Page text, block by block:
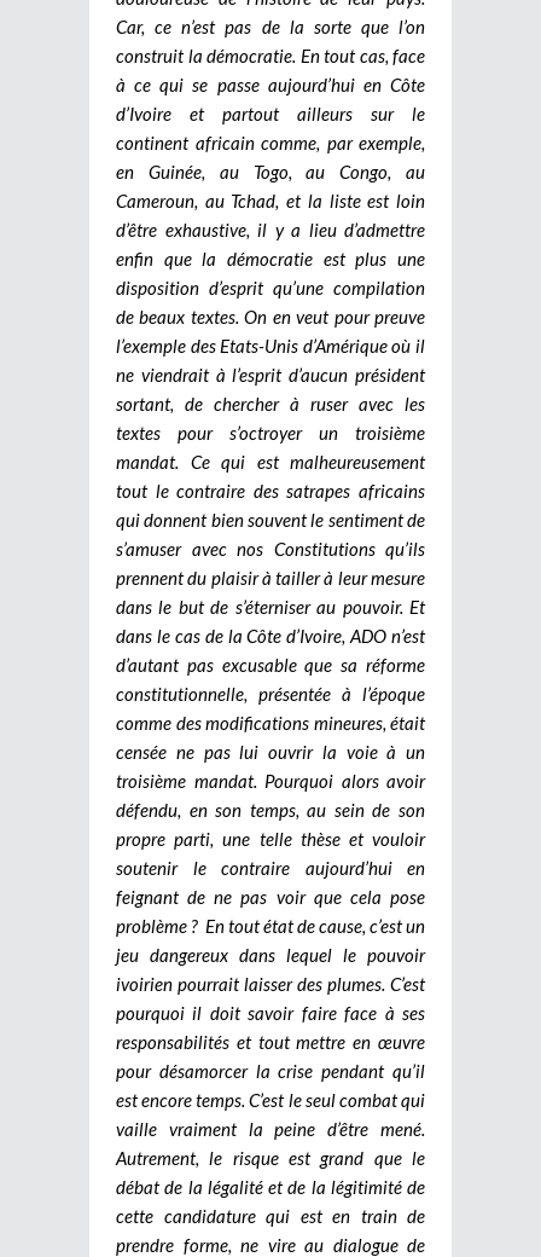
Car, ce n’est pas de la sorte que l’on
construit la démocratie. En tout cas, face
à ce qui se passe aujourd’hui en Côte
d’Ivoire et partout ailleurs sur le
continent africain comme, par exemple,
en Guinée, au Togo, au Congo, au
Cameroun, au Tchad, et la liste est loin
d’être exhaustive, il y a lieu d’admettre
enfin que la démocratie est plus une
disposition d’esprit qu’une compilation
de beaux textes. On en veut pour preuve
l’exemple des Etats-Unis d’Amérique où il
ne viendrait à l’esprit d’aucun président
sortant, de chercher à ruser avec les
textes pour s’octroyer un troisième
mandat. Ce qui est malheureusement
tout le contraire des satrapes africains
qui donnent bien souvent le sentiment de
s’amuser avec nos Constitutions qu’ils
prennent du plaisir à tailler à leur mesure
dans le but de s’éterniser au pouvoir. Et
dans le cas de la Côte d’Ivoire, ADO n’est
d’autant pas excusable que sa réforme
constitutionnelle, présentée à l’époque
comme des modifications mineures, était
censée ne pas lui ouvrir la voie à un
troisième mandat. Pourquoi alors avoir
défendu, en son temps, au sein de son
propre parti, une telle thèse et vouloir
soutenir le contraire aujourd’hui en
feignant de ne pas voir que cela pose
problème ? En tout état de cause, c’est un
jeu dangereux dans lequel le pouvoir
ivoirien pourrait laisser des plumes. C’est
pourquoi il doit savoir faire face à ses
responsabilités et tout mettre en œuvre
pour désamorcer la crise pendant qu’il
est encore temps. C’est le seul combat qui
vaille vraiment la peine d’être mené.
Autrement, le risque est grand que le
débat de la légalité et de la légitimité de
cette candidature qui est en train de
prendre forme, ne vire au dialogue de